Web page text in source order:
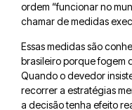
ordem “funcionar no
chamar de medidas
Essas medidas são
brasileiro porque fogem
Quando o devedor
recorrer a estratégias
a decisão tenha efeito